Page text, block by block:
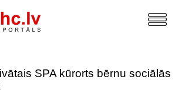
SPA kūrorts bērnu sociālās